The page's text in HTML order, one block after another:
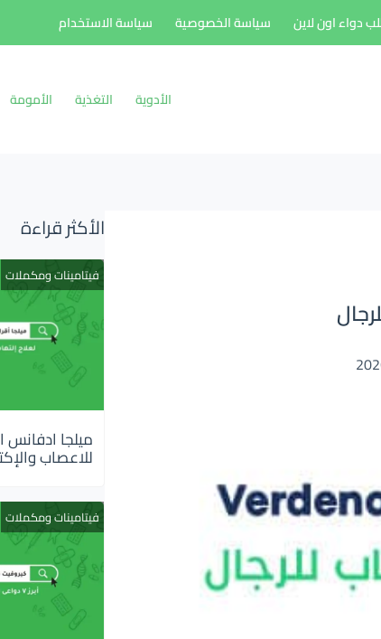
دواء اون لاين سياسة الخصوصية سياسة الاستخدام
الأدوية التغذية الأمومة
الأكثر قراءة
فيتامينات ومكملات
للاعصاب
فيتامينات ومكملات